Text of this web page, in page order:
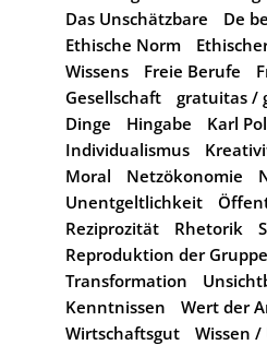
Das Unschätzbare
De
Ethische Norm
Wissens
Freie Berufe
Gesellschaft
gratuitas /
Dinge
Hingabe Karl
Individualismus
Moral
Netzökonomie
Unentgeltlichkeit
Reziprozität
Rhetorik
Reproduktion der Gruppe
Transformation
Kenntnissen
Wert der
Wirtschaftsgut
Wissen /